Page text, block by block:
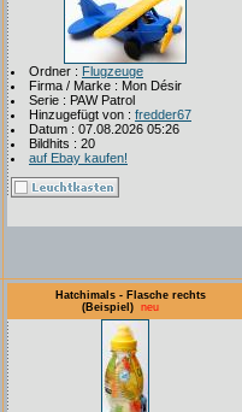
Ordner : Flugzeuge
Firma / Marke : Mon Désir
Serie : PAW Patrol
Hinzugefügt von : fredder67
Datum : 07.08.2026 05:26
Bildhits : 20
auf Ebay kaufen!
Hatchimals - Flasche rechts
(Beispiel)
neu